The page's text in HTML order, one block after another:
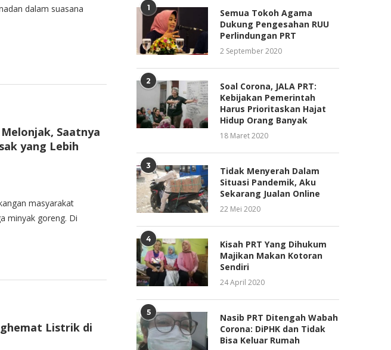
dalam suasana
Saatnya
yang Lebih
masyarakat
minyak goreng. Di
Listrik di
1
Semua Tokoh Agama
Dukung Pengesahan RUU
Perlindungan PRT
2 September 2020
2
Soal Corona, JALA PRT:
Kebijakan Pemerintah
Harus Prioritaskan Hajat
Hidup Orang Banyak
18 Maret 2020
3
Tidak Menyerah Dalam
Situasi Pandemik, Aku
Sekarang Jualan Online
22 Mei 2020
4
Kisah PRT Yang Dihukum
Majikan Makan Kotoran
Sendiri
24 April 2020
5
Nasib PRT Ditengah Wabah
Corona: DiPHK dan Tidak
Bisa Keluar Rumah